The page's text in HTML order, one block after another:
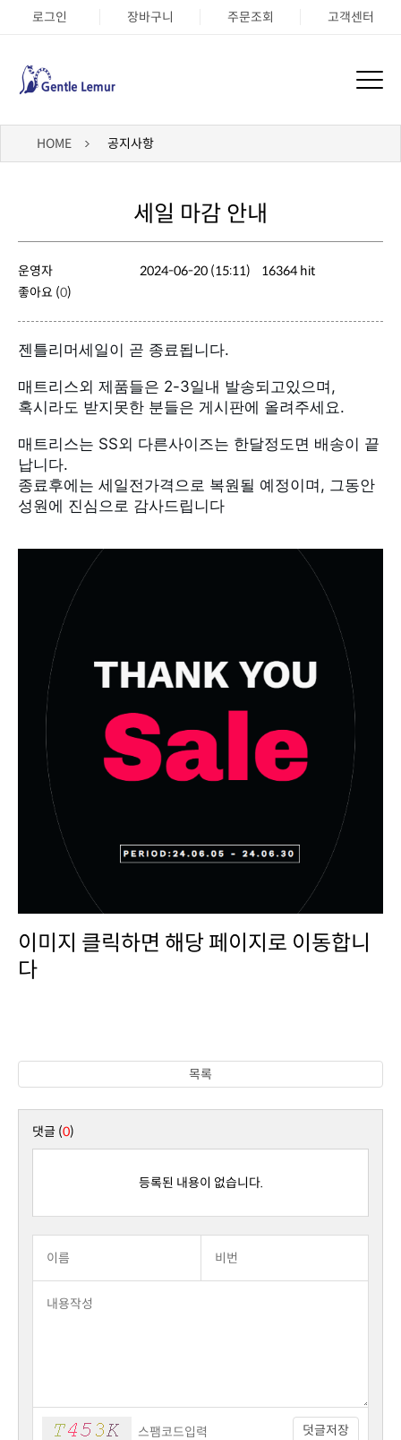
로그인 장바구니 주문조회 고객센터
HOME 공지사항
세일 마감 안내
운영자 2024-06-20 (15:11)
16364 hit
좋아요 (0)
젠틀리머세일이 곧 종료됩니다.
매트리스외 제품들은 2-3일내 발송되고있으며,
혹시라도 받지못한 분들은 게시판에 올려주세요.
납니다.
성원에 진심으로 감사드립니다
다
목록
댓글 (0)
등록된 내용이 없습니다.
덧글저장